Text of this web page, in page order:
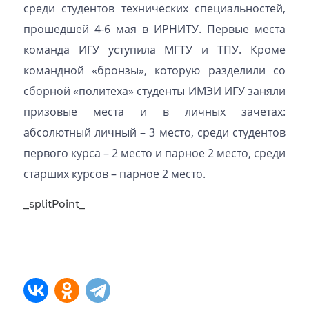
среди студентов технических специальностей,
прошедшей 4-6 мая в ИРНИТУ. Первые места
команда ИГУ уступила МГТУ и ТПУ. Кроме
командной «бронзы», которую разделили со
сборной «политеха» студенты ИМЭИ ИГУ заняли
призовые места и в личных зачетах:
абсолютный личный – 3 место, среди студентов
первого курса – 2 место и парное 2 место, среди
старших курсов – парное 2 место.
_splitPoint_